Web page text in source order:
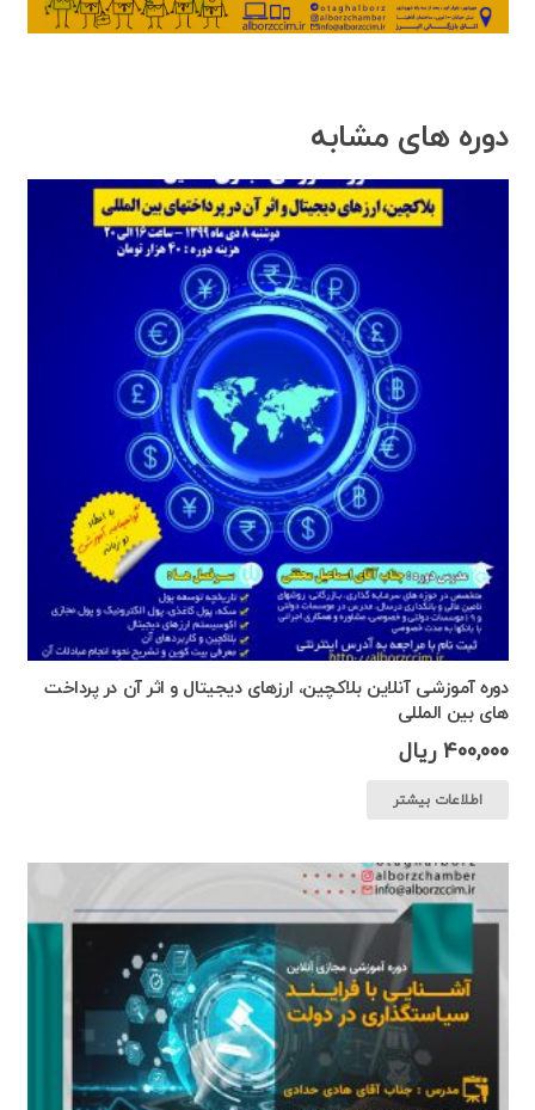
دوره های مشابه
دوره آموزشی آنلاین بلاکچین، ارزهای دیجیتال و اثر آن در پرداخت
های بین المللی
400,000 ریال
اطلاعات بیشتر